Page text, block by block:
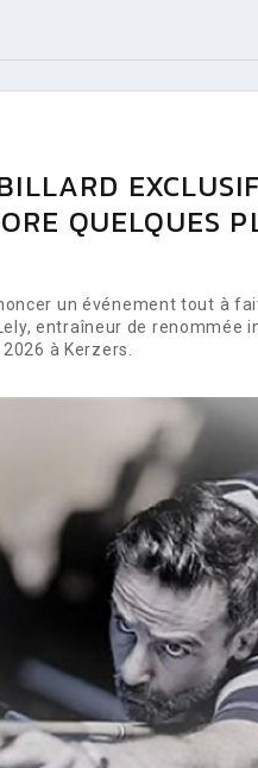
QUELQUES
un événement tout à
entraîneur de renommée
à Kerzers.